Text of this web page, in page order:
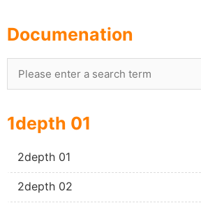
Documenation
1depth 01
2depth 01
2depth 02